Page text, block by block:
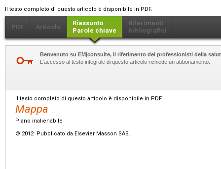
Il testo completo di questo articolo è disponibile in PDF.
PDF Articolo
Riassunto
Parole chiave
Riferimenti
bibliografici
Benvenuto su EM|consulte, il riferimento dei professionisti della
L'accesso al testo integrale di questo articolo richiede un abbonamento.
Il testo completo di questo articolo è disponibile in PDF.
Mappa
Piano inalienabile
© 2012 Pubblicato da Elsevier Masson SAS.